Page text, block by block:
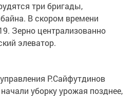
три бригады,
В скором времени
Зерно централизованно
элеватор.
Р.Сайфутдинов
уборку урожая позднее,